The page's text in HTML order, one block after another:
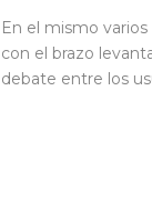
En el mismo
con el brazo
debate entre los